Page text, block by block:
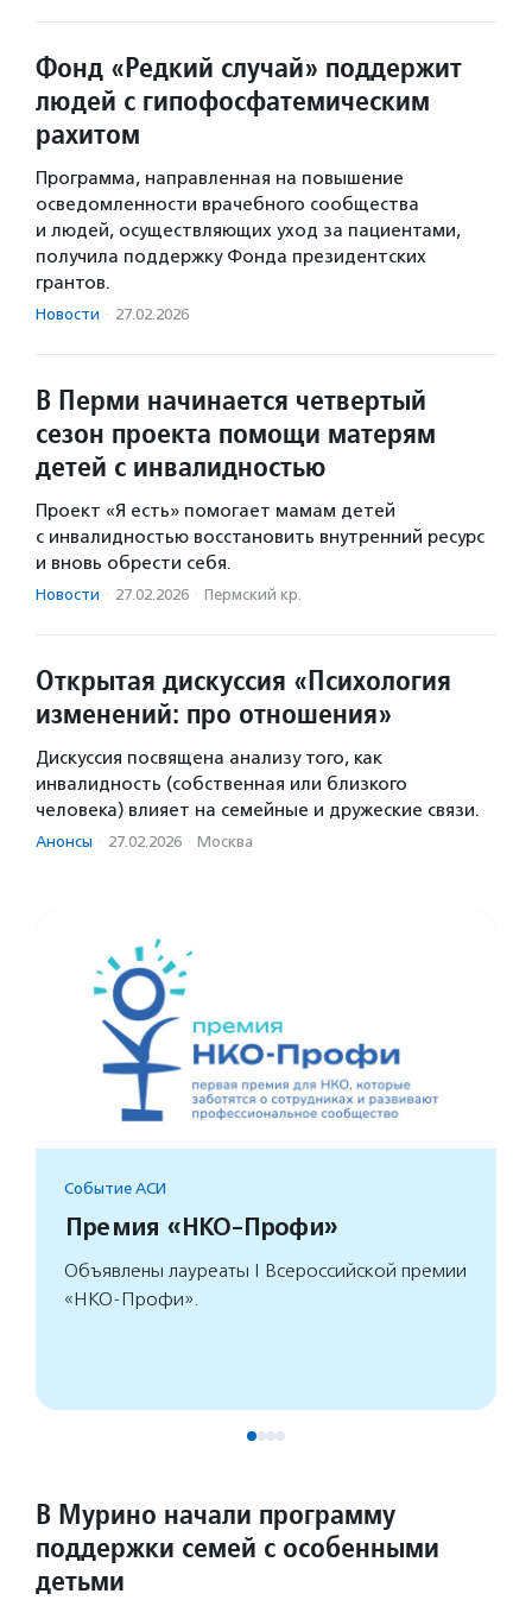
Фонд «Редкий случай» поддержит
людей с гипофосфатемическим
рахитом
Программа, направленная на повышение
осведомленности врачебного сообщества
и людей, осуществляющих уход за пациентами,
получила поддержку Фонда президентских
грантов.
Новости · 27.02.2026
В Перми начинается четвертый
сезон проекта помощи матерям
детей с инвалидностью
Проект «Я есть» помогает мамам детей
с инвалидностью восстановить внутренний ресурс
и вновь обрести себя.
Новости · 27.02.2026 · Пермский кр.
Открытая дискуссия «Психология
изменений: про отношения»
Дискуссия посвящена анализу того, как
инвалидность (собственная или близкого
человека) влияет на семейные и дружеские связи.
Анонсы · 27.02.2026 · Москва
Событие АСИ
Премия «НКО-Профи»
Объявлены лауреаты I Всероссийской премии
«НКО-Профи».
В Мурино начали программу
поддержки семей с особенными
детьми